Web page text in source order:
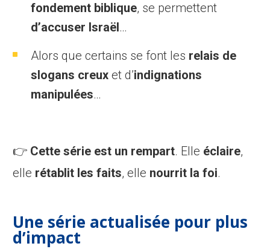
fondement biblique, se permettent
d’accuser Israël…
Alors que certains se font les relais de
slogans creux et d’indignations
manipulées…
👉 Cette série est un rempart. Elle éclaire,
elle rétablit les faits, elle nourrit la foi.
Une série actualisée pour plus
d’impact